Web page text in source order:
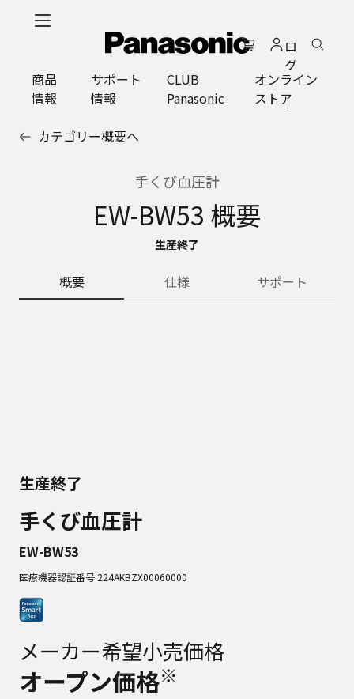
ロ
グ
イ
ン
商品
情報
サポート
情報
CLUB
Panasonic
オンライン
ストア
カテゴリー概要へ
手くび血圧計
EW-BW53 概要
生産終了
概要 仕様 サポート
生産終了
手くび血圧計
EW-BW53
医療機器認証番号 224AKBZX00060000
メーカー希望小売価格
オープン価格※